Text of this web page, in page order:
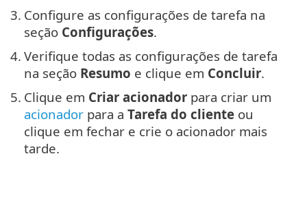
3. Configure as configurações de tarefa na
seção Configurações.
4. Verifique todas as configurações de tarefa
na seção Resumo e clique em Concluir.
5. Clique em Criar acionador para criar um
acionador para a Tarefa do cliente ou
clique em fechar e crie o acionador mais
tarde.